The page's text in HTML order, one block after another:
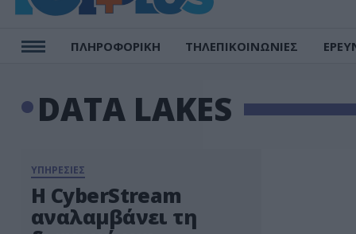
ΠΛΗΡΟΦΟΡΙΚΗ ΤΗΛΕΠΙΚΟΙΝΩΝΙΕΣ
DATA LAKES
ΥΠΗΡΕΣΙΕΣ
H CyberStream
αναλαμβάνει τη